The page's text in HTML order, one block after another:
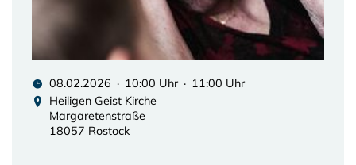
08.02.2026 · 10:00 Uhr · 11:00 Uhr
Heiligen Geist Kirche
Margaretenstraße
18057 Rostock